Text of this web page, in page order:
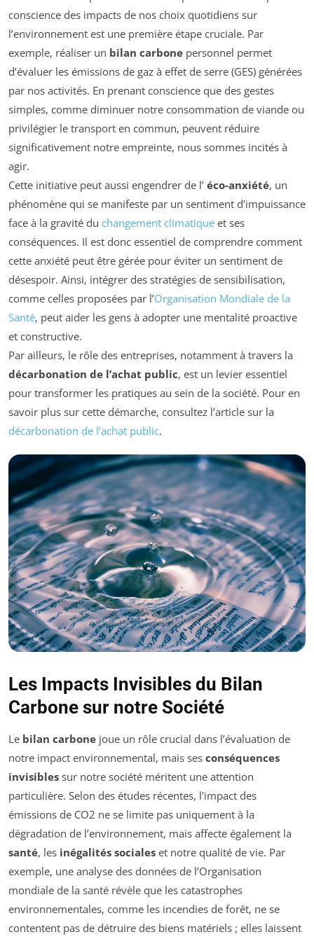
conscience des impacts de nos choix quotidiens sur
l’environnement est une première étape cruciale. Par
exemple, réaliser un bilan carbone personnel permet
d’évaluer les émissions de gaz à effet de serre (GES) générées
par nos activités. En prenant conscience que des gestes
simples, comme diminuer notre consommation de viande ou
privilégier le transport en commun, peuvent réduire
significativement notre empreinte, nous sommes incités à
agir.
Cette initiative peut aussi engendrer de l’ éco-anxiété, un
phénomène qui se manifeste par un sentiment d’impuissance
face à la gravité du changement climatique et ses
conséquences. Il est donc essentiel de comprendre comment
cette anxiété peut être gérée pour éviter un sentiment de
désespoir. Ainsi, intégrer des stratégies de sensibilisation,
comme celles proposées par l’Organisation Mondiale de la
Santé, peut aider les gens à adopter une mentalité proactive
et constructive.
Par ailleurs, le rôle des entreprises, notamment à travers la
décarbonation de l’achat public, est un levier essentiel
pour transformer les pratiques au sein de la société. Pour en
savoir plus sur cette démarche, consultez l’article sur la
décarbonation de l’achat public.
Les Impacts Invisibles du Bilan
Carbone sur notre Société
Le bilan carbone joue un rôle crucial dans l’évaluation de
notre impact environnemental, mais ses conséquences
invisibles sur notre société méritent une attention
particulière. Selon des études récentes, l’impact des
émissions de CO2 ne se limite pas uniquement à la
dégradation de l’environnement, mais affecte également la
santé, les inégalités sociales et notre qualité de vie. Par
exemple, une analyse des données de l’Organisation
mondiale de la santé révèle que les catastrophes
environnementales, comme les incendies de forêt, ne se
contentent pas de détruire des biens matériels ; elles laissent